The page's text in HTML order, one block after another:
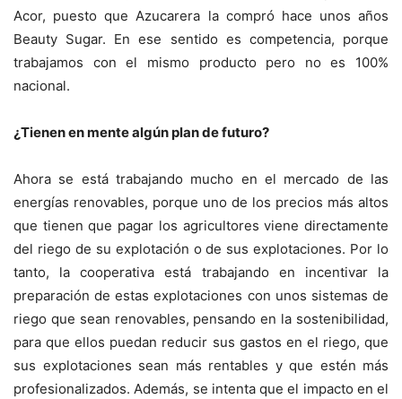
Acor, puesto que Azucarera la compró hace unos años
Beauty Sugar. En ese sentido es competencia, porque
trabajamos con el mismo producto pero no es 100%
nacional.
¿Tienen en mente algún plan de futuro?
Ahora se está trabajando mucho en el mercado de las
energías renovables, porque uno de los precios más altos
que tienen que pagar los agricultores viene directamente
del riego de su explotación o de sus explotaciones. Por lo
tanto, la cooperativa está trabajando en incentivar la
preparación de estas explotaciones con unos sistemas de
riego que sean renovables, pensando en la sostenibilidad,
para que ellos puedan reducir sus gastos en el riego, que
sus explotaciones sean más rentables y que estén más
profesionalizados. Además, se intenta que el impacto en el